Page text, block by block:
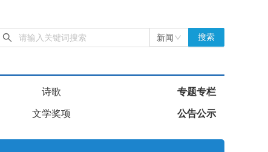
新闻 搜索
诗歌 专题专栏
文学奖项 公告公示